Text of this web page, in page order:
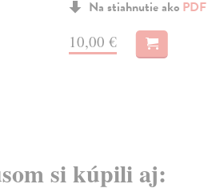
Na stiahnutie ako PDF
10,00 €
si kúpili aj: